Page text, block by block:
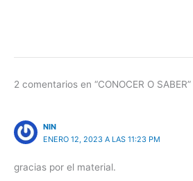
2 comentarios en “CONOCER O SABER”
NIN
ENERO 12, 2023 A LAS 11:23 PM
gracias por el material.